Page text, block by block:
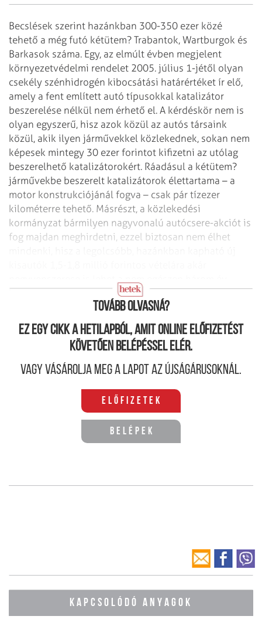
Becslések szerint hazánkban 300-350 ezer közé
tehető a még futó kétütem? Trabantok, Wartburgok és
Barkasok száma. Egy, az elmúlt évben megjelent
környezetvédelmi rendelet 2005. július 1-jétől olyan
csekély szénhidrogén kibocsátási határértéket ír elő,
amely a fent említett autó típusokkal katalizátor
beszerelése nélkül nem érhető el. A kérdéskör nem is
olyan egyszerű, hisz azok közül az autós társaink
közül, akik ilyen járművekkel közlekednek, sokan nem
képesek mintegy 30 ezer forintot kifizetni az utólag
beszerelhető katalizátorokért. Ráadásul a kétütem?
járművekbe beszerelt katalizátorok élettartama – a
motor konstrukciójánál fogva – csak pár tízezer
kilométerre tehető. Másrészt, a közlekedési
kormányzat bármilyen nagyvonalú autócsere-akciót is
fog majdan meghirdetni, ezzel biztosan nem élhet
múlva kitiltandó Trabantok mai értékének.
Tovább olvasná?
Ez egy cikk a hetilapból, amit online előfizetést
követően belépéssel elér.
Vagy vásárolja meg a lapot az újságárusoknál.
Előfizetek
Belépek
KAPCSOLÓDÓ ANYAGOK